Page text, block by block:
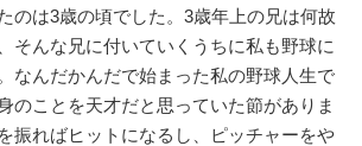
のは3歳の頃でした。3歳年上の兄は何故
そんな兄に付いていくうちに私も野球に
なんだかんだで始まった私の野球人生で
のことを天才だと思っていた節がありま
振ればヒットになるし、ピッチャーをや